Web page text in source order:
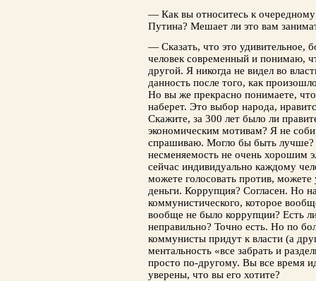
— Как вы относитесь к
Путина? Мешает ли это вам
— Сказать, что это удивительное,
человек современный и понимаю,
другой. Я никогда не видел во
данность после того, как
Но вы же прекрасно понимаете,
наберет. Это выбор народа,
Скажите, за 300 лет было ли
экономическим мотивам? Я не
спрашиваю. Могло бы быть лучше?
несменяемость не очень хорошим
сейчас индивидуально каждому
можете голосовать против, можете
деньги. Коррупция? Согласен. Но
коммунистического, которое
вообще не было коррупции? Есть
неправильно? Точно есть. Но по
коммунисты придут к власти (а
ментальность «все забрать и
просто по-другому. Вы все время
уверены, что вы его хотите?